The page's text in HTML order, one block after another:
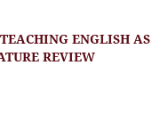
ENGLISH AS
REVIEW